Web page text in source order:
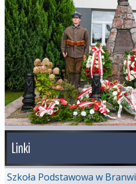
Linki
Szkoła Podstawowa w Branwi